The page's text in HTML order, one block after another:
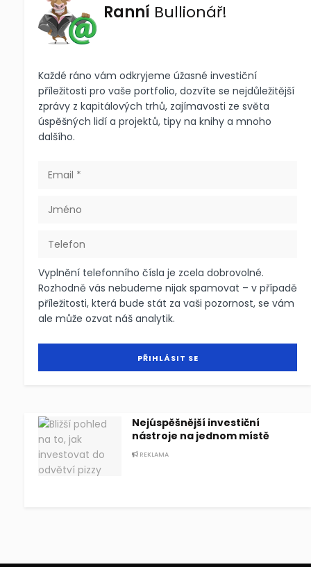
Ranní Bullionář!
Každé ráno vám odkryjeme úžasné investiční
příležitosti pro vaše portfolio, dozvíte se nejdůležitější
zprávy z kapitálových trhů, zajímavosti ze světa
úspěšných lidí a projektů, tipy na knihy a mnoho
dalšího.
Vyplnění telefonního čísla je zcela dobrovolné.
Rozhodně vás nebudeme nijak spamovat – v případě
příležitosti, která bude stát za vaši pozornost, se vám
ale může ozvat náš analytik.
Nejúspěšnější investiční
nástroje na jednom místě
REKLAMA